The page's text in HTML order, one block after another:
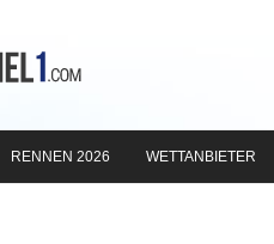
RENNEN 2026 WETTANBIETER